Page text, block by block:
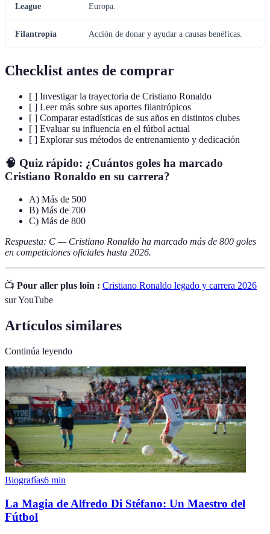
League
Europa.
Filantropía Acción de donar y ayudar a causas benéficas.
Checklist antes de comprar
[ ] Investigar la trayectoria de Cristiano Ronaldo
[ ] Leer más sobre sus aportes filantrópicos
[ ] Comparar estadísticas de sus años en distintos clubes
[ ] Evaluar su influencia en el fútbol actual
[ ] Explorar sus métodos de entrenamiento y dedicación
🧠 Quiz rápido: ¿Cuántos goles ha marcado
Cristiano Ronaldo en su carrera?
A) Más de 500
B) Más de 700
C) Más de 800
Respuesta: C — Cristiano Ronaldo ha marcado más de 800 goles
en competiciones oficiales hasta 2026.
📺 Pour aller plus loin : Cristiano Ronaldo legado y carrera 2026
sur YouTube
Artículos similares
Continúa leyendo
Biografías6 min
La Magia de Alfredo Di Stéfano: Un Maestro del
Fútbol